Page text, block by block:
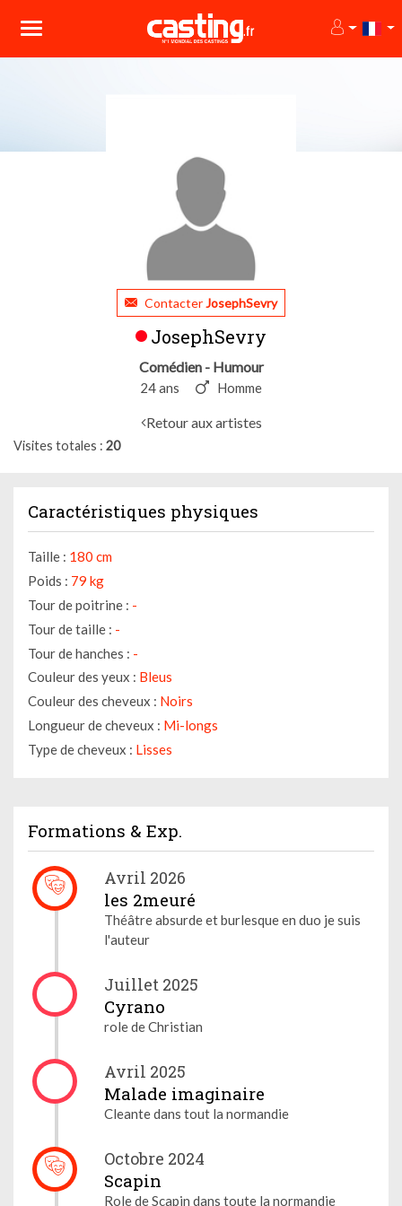
ContacterJosephSevry
JosephSevry
Comédien - Humour
24 ans Homme
Retour aux artistes
Visites totales 20
Caractéristiques physiques
Taille : 180 cm
Poids : 79 kg
Tour de poitrine : -
Tour de taille : -
Tour de hanches : -
Couleur des yeux : Bleus
Couleur des cheveux : Noirs
Longueur de cheveux : Mi-longs
Type de cheveux : Lisses
Formations & Exp.
Avril 2026
les 2meuré
Théâtre absurde et burlesque en duo je suis
l'auteur
Juillet 2025
Cyrano
role de Christian
Avril 2025
Malade imaginaire
Cleante dans tout la normandie
Octobre 2024
Scapin
Role de Scapin dans toute la normandie